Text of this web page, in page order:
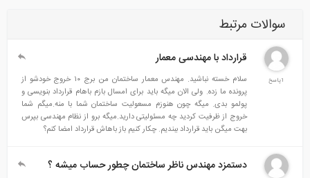
مرتبط
قرارداد با مهندسی معمار
سلام خسته نباشید. مهندس معمار ساختمان من برج ۱۰ خروج خودشو از
پرونده ما زده. ولی الان میگه باید برای امسال بازم باهام قرارداد بنویسی و
پولمو بدی. میگه چون هنوزم مسعولیت ساختمان شما با منه.میگم شما
خروج از ظرفیت کردید چه مسئولیتی دارید.میگه برو از نظام مهندسی بپرس
بهت میگن باید قرارداد ببندیم. چکار کنیم باز باهاش قرارداد امضا کنم؟
دستمزد مهندس ناظر ساختمان چطور حساب میشه ؟